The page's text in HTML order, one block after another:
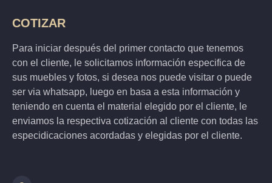
COTIZAR
Para iniciar después del primer contacto que tenemos
con el cliente, le solicitamos información especifica de
sus muebles y fotos, si desea nos puede visitar o puede
ser via whatsapp, luego en basa a esta información y
teniendo en cuenta el material elegido por el cliente, le
enviamos la respectiva cotización al cliente con todas las
especidicaciones acordadas y elegidas por el cliente.